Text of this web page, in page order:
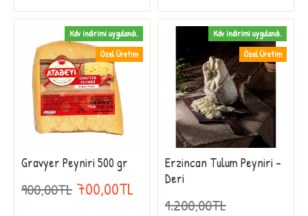
Özel Üretim
Kdv indirimi uygulandı.
Gravyer Peyniri 500 gr
900,00TL 700,00TL
Özel Üretim
Kdv indirimi uygulandı.
Erzincan Tulum Peyniri -
Deri
1.200,00TL